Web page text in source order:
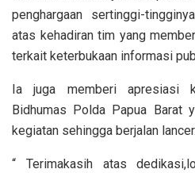
penghargaan sertinggi-
atas kehadiran tim yang
terkait keterbukaan informasi
Ia juga memberi apresiasi
Bidhumas Polda Papua Barat
kegiatan sehingga berjalan lancer.
“ Terimakasih atas